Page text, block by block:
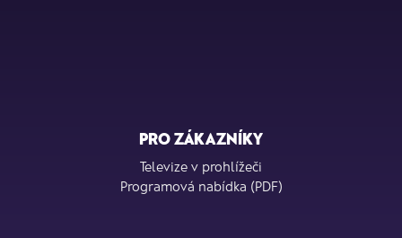
PRO ZÁKAZNÍKY
Televize v prohlížeči
Programová nabídka (PDF)